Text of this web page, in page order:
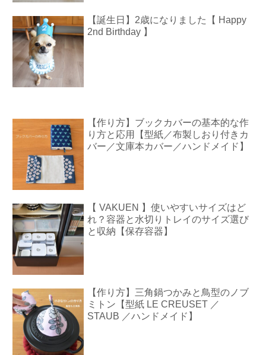
【誕生日】2歳になりました【 Happy
2nd Birthday 】
【作り方】ブックカバーの基本的な作
り方と応用【型紙／布製しおり付きカ
バー／文庫本カバー／ハンドメイド】
【 VAKUEN 】使いやすいサイズはど
れ？容器と水切りトレイのサイズ選び
と収納【保存容器】
【作り方】三角鍋つかみと鳥型のノブ
ミトン【型紙 LE CREUSET ／
STAUB ／ハンドメイド】